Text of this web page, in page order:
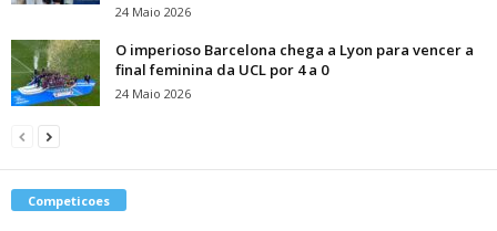
24 Maio 2026
O imperioso Barcelona chega a Lyon para vencer a
final feminina da UCL por 4 a 0
24 Maio 2026
Competicoes